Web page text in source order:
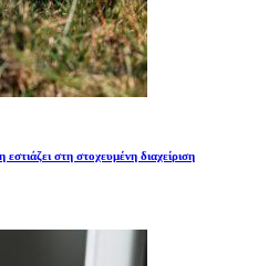
στη στοχευμένη διαχείριση